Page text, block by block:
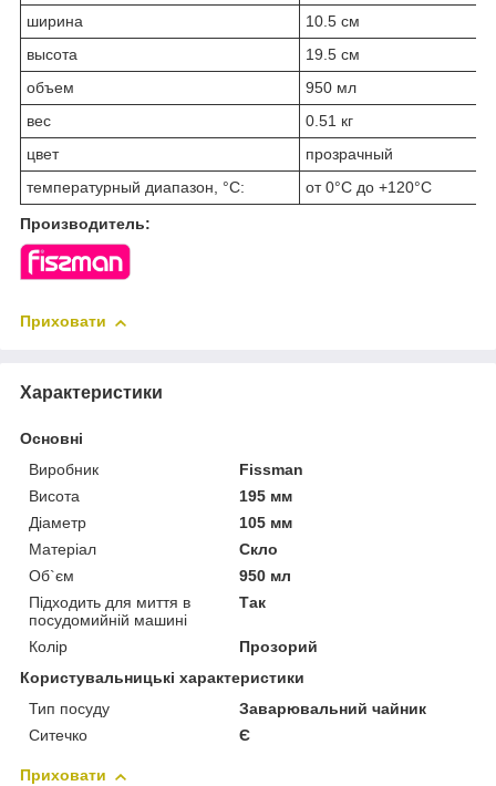
ширина
10.5 см
высота
19.5 см
объем
950 мл
вес
0.51 кг
цвет
прозрачный
температурный диапазон, °С:
от 0°C до +120°C
Производитель:
Приховати
Характеристики
Основні
Виробник
Fissman
Висота
195 мм
Діаметр
105 мм
Матеріал
Скло
Об`єм
950 мл
Підходить для миття в
посудомийній машині
Так
Колір
Прозорий
Користувальницькі характеристики
Тип посуду
Заварювальний чайник
Ситечко
Є
Приховати